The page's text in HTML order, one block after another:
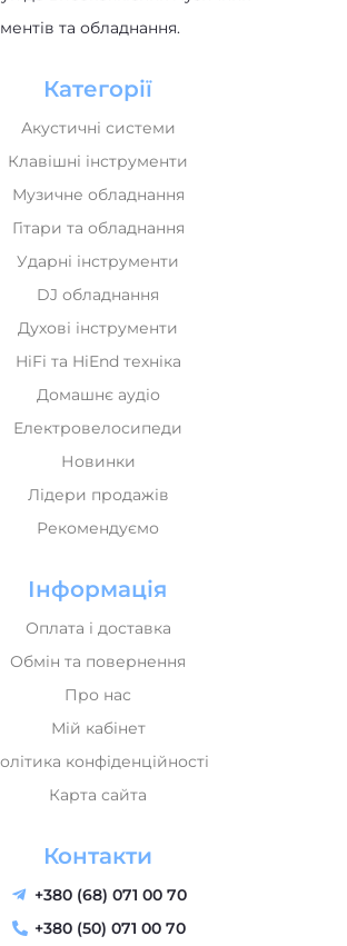
Акустичні системи
Клавішні інструменти
Музичне обладнання
Гітари та обладнання
Ударні інструменти
DJ обладнання
Духові інструменти
HiFi та HiEnd техніка
Домашнє аудіо
Електровелосипеди
Новинки
Лідери продажів
Рекомендуємо
Оплата і доставка
Обмін та повернення
Про нас
Мій кабінет
конфіденційності
Карта сайта
+380 (68) 071 00 70
+380 (50) 071 00 70
+380 (73) 071 00 70